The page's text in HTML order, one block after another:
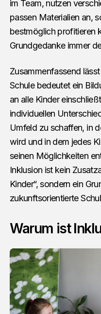
im Team, nutzen
passen Materialien an,
bestmöglich profitieren
Grundgedanke immer
Zusammenfassend
Schule bedeutet ein
an alle Kinder
individuellen
Umfeld zu schaffen, in
wird und in dem jedes
seinen Möglichkeiten
Inklusion ist kein
Kinder“, sondern ein
zukunftsorientierte
Warum ist